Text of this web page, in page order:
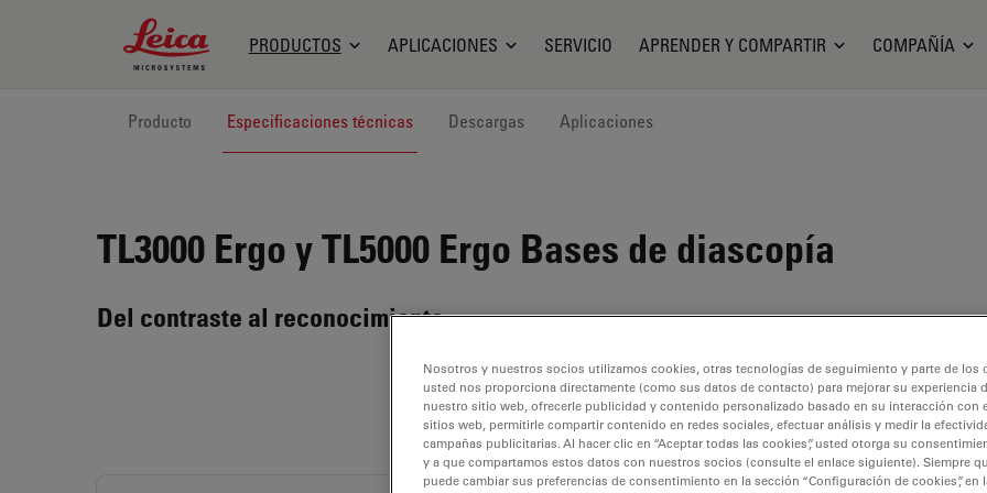
Leica Microsystems Logo
PRODUCTOS APLICACIONES SERVICIO APRENDER Y COMPARTIR COMPAÑÍA
Producto Especificaciones técnicas Descargas Aplicaciones
TL3000 Ergo y TL5000 Ergo Bases de diascopía
Del contraste al reconocimiento
Nosotros y nuestros socios utilizamos cookies, otras tecnologías de seguimiento y parte de los
usted nos proporciona directamente (como sus datos de contacto) para mejorar su experiencia
nuestro sitio web, ofrecerle publicidad y contenido personalizado basado en su interacción con
sitios web, permitirle compartir contenido en redes sociales, efectuar análisis y medir la
campañas publicitarias. Al hacer clic en “Aceptar todas las cookies”, usted otorga su
y a que compartamos estos datos con nuestros socios (consulte el enlace siguiente). Siempre
puede cambiar sus preferencias de consentimiento en la sección “Configuración de cookies”, en